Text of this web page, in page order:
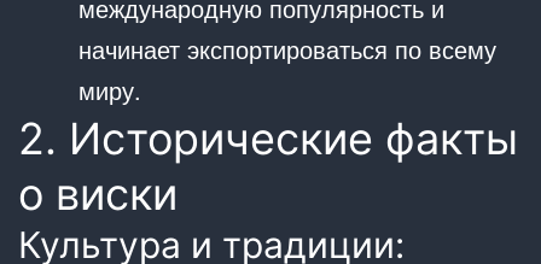
международную популярность и
начинает экспортироваться по всему
миру.
2. Исторические факты
о виски
Культура и традиции: